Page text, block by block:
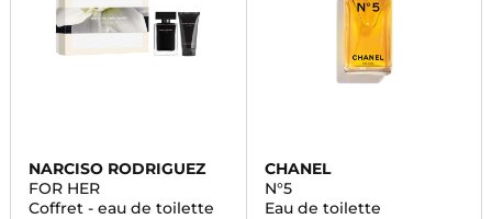
NARCISO RODRIGUEZ
FOR HER
Coffret - eau de toilette
CHANEL
N°5
Eau de toilette